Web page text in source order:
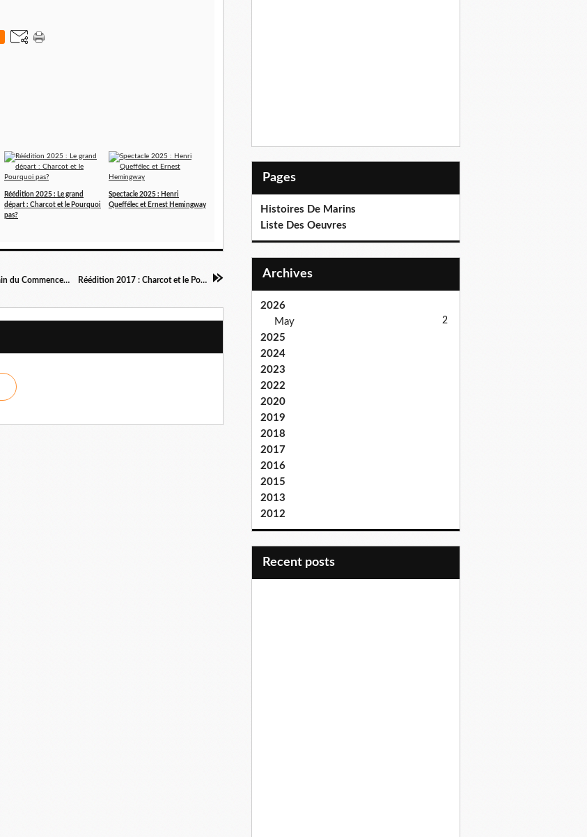
Réédition 2025 : Le grand
départ : Charcot et le Pourquoi
pas?
Spectacle 2025 : Henri
Queffélec et Ernest Hemingway
Conférence 2017 : Henri Queffélec (1910-1992). L'écrivain du Commencemer, par Eric Auphan Réédition 2017 : Charcot et le Pourquoi Pas?
Pages
Histoires De Marins
Liste Des Oeuvres
Archives
2026
May
2
2025
2024
2023
2022
2020
2019
2018
2017
2016
2015
2013
2012
recent posts